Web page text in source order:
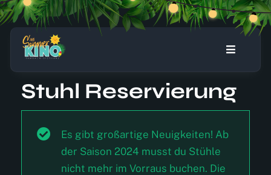
Zum
Inhalt
springen
Toggle
Home
Programm
Stuhl reservieren
Stuhl Reservierung
Es gibt großartige Neuigkeiten! Ab
der Saison 2024 musst du Stühle
nicht mehr im Vorraus buchen. Die